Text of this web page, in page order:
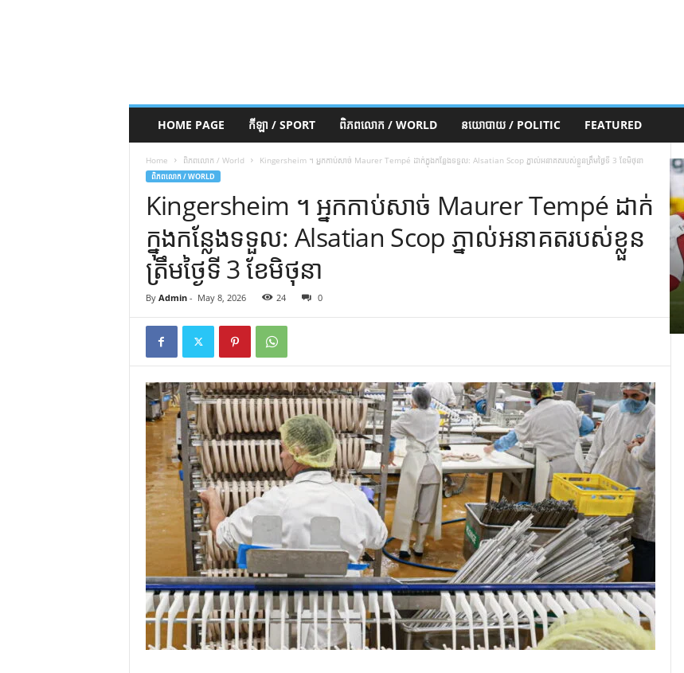
HOME PAGE កីឡា / SPORT ពិភពលោក / WORLD នយោបាយ / POLITIC FEATURED
Home ពិភពលោក / World Kingersheim ។ អ្នកកាប់សាច់ Maurer Tempé ដាក់ក្នុងកន្លែងទទួល: Alsatian Scop ភ្នាល់អនាគតរបស់ខ្លួនត្រឹមថ្ងៃទី 3 ខែមិថុនា
ពិភពលោក / WORLD
Kingersheim ។ អ្នកកាប់សាច់ Maurer Tempé ដាក់
ក្នុងកន្លែងទទួល: Alsatian Scop ភ្នាល់អនាគតរបស់ខ្លួន
ត្រឹមថ្ងៃទី 3 ខែមិថុនា
By Admin- May 8, 2026 24 0